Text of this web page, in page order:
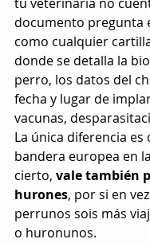
documento pregunta
como cualquier
donde se detalla la
perro, los datos del
fecha y lugar de
vacunas,
La única diferencia es
bandera europea en
cierto, vale también
hurones, por si en
perrunos sois más
o huronunos.